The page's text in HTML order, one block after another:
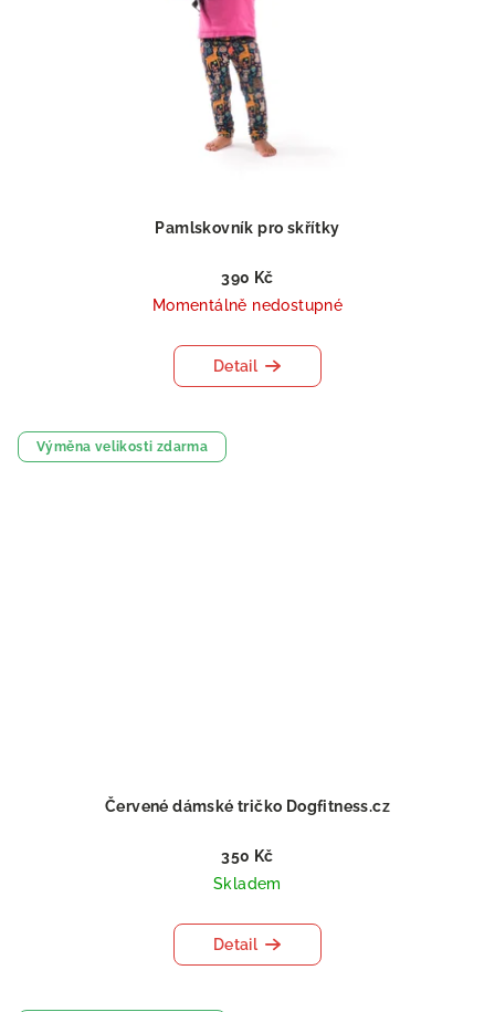
Pamlskovník pro skřítky
390 Kč
Momentálně nedostupné
Detail
Výměna velikosti zdarma
Červené dámské tričko Dogfitness.cz
350 Kč
Skladem
Detail